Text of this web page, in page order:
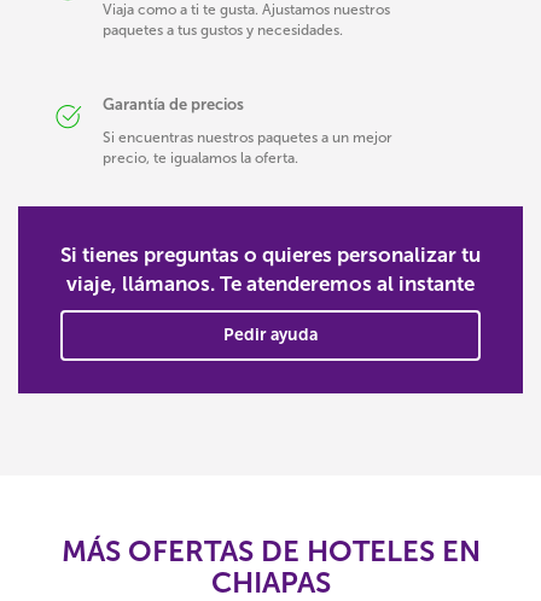
Viaja como a ti te gusta. Ajustamos nuestros
paquetes a tus gustos y necesidades.
Garantía de precios
Si encuentras nuestros paquetes a un mejor
precio, te igualamos la oferta.
Si tienes preguntas o quieres personalizar tu
viaje, llámanos. Te atenderemos al instante
Pedir ayuda
MÁS OFERTAS DE HOTELES EN
CHIAPAS